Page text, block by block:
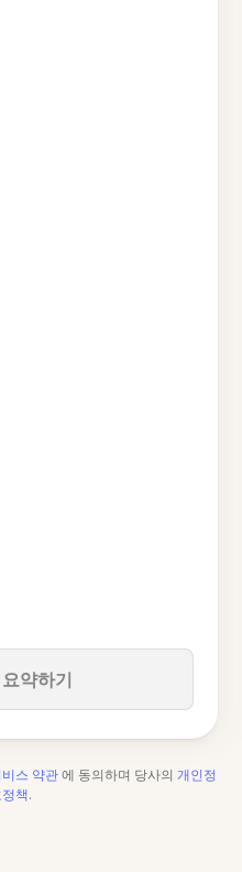
약하기
스 약관 에 동의하며 당사의 개인정
책.